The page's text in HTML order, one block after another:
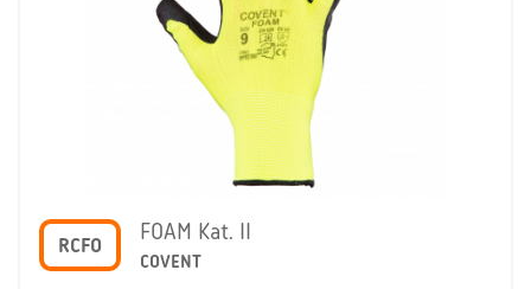
RCFO
FOAM Kat. II
COVENT